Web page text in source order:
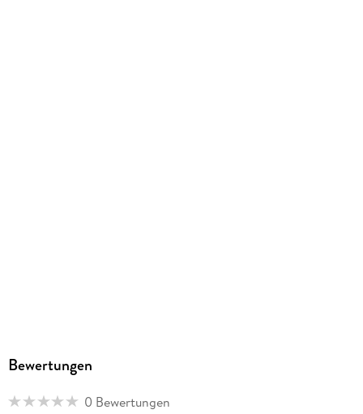
Bewertungen
0 Bewertungen